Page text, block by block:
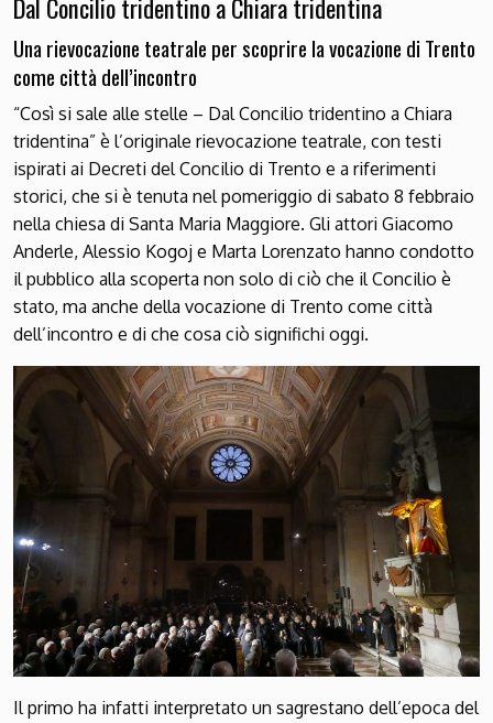
Una rievocazione teatrale per scoprire la vocazione di Trento
come città dell’incontro
“Così si sale alle stelle – Dal Concilio tridentino a Chiara
tridentina” è l’originale rievocazione teatrale, con testi
ispirati ai Decreti del Concilio di Trento e a riferimenti
storici, che si è tenuta nel pomeriggio di sabato 8 febbraio
nella chiesa di Santa Maria Maggiore. Gli attori Giacomo
Anderle, Alessio Kogoj e Marta Lorenzato hanno condotto
il pubblico alla scoperta non solo di ciò che il Concilio è
stato, ma anche della vocazione di Trento come città
dell’incontro e di che cosa ciò significhi oggi.
Il primo ha infatti interpretato un sagrestano dell’epoca del